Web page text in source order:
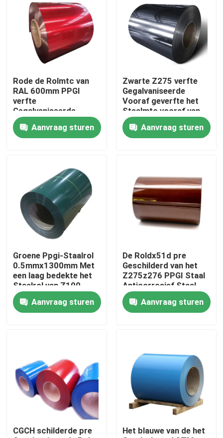
Producten
Ongeveer ons
Kwaliteitscontrole
Contact de V.S.
Verzoek om een Citaat
roestvrij staal om buis
het blad van de roestvrij staalplaat
Rode de Rolmtc van
RAL 600mm PPGI
verfte
Gegalvaniseerde
Staalrol vooraf
Aanvraag sturen
Zwarte Z275 verfte
Gegalvaniseerde
Vooraf geverfte het
Staalmtc vooraf van
de Staalrol Ppgi
Aanvraag sturen
Groene Ppgi-Staalrol
0.5mmx1300mm Met
een laag bedekte het
Staalrol van Z100
Z150 Kleur
Aanvraag sturen
De Roldx51d pre
Geschilderd van het
Z275z276 PPGI Staal
Anticorrosief Staal
Aanvraag sturen
CGCH schilderde pre
Het blauwe van de het